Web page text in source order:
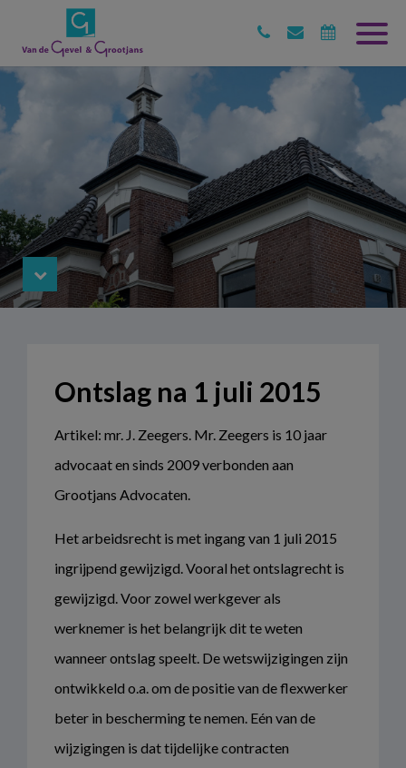
Ontslag na 1 juli 2015
Artikel: mr. J. Zeegers. Mr. Zeegers is 10 jaar
advocaat en sinds 2009 verbonden aan
Grootjans Advocaten.
Het arbeidsrecht is met ingang van 1 juli 2015
ingrijpend gewijzigd. Vooral het ontslagrecht is
gewijzigd. Voor zowel werkgever als
werknemer is het belangrijk dit te weten
wanneer ontslag speelt. De wetswijzigingen zijn
ontwikkeld o.a. om de positie van de flexwerker
beter in bescherming te nemen. Eén van de
wijzigingen is dat tijdelijke contracten